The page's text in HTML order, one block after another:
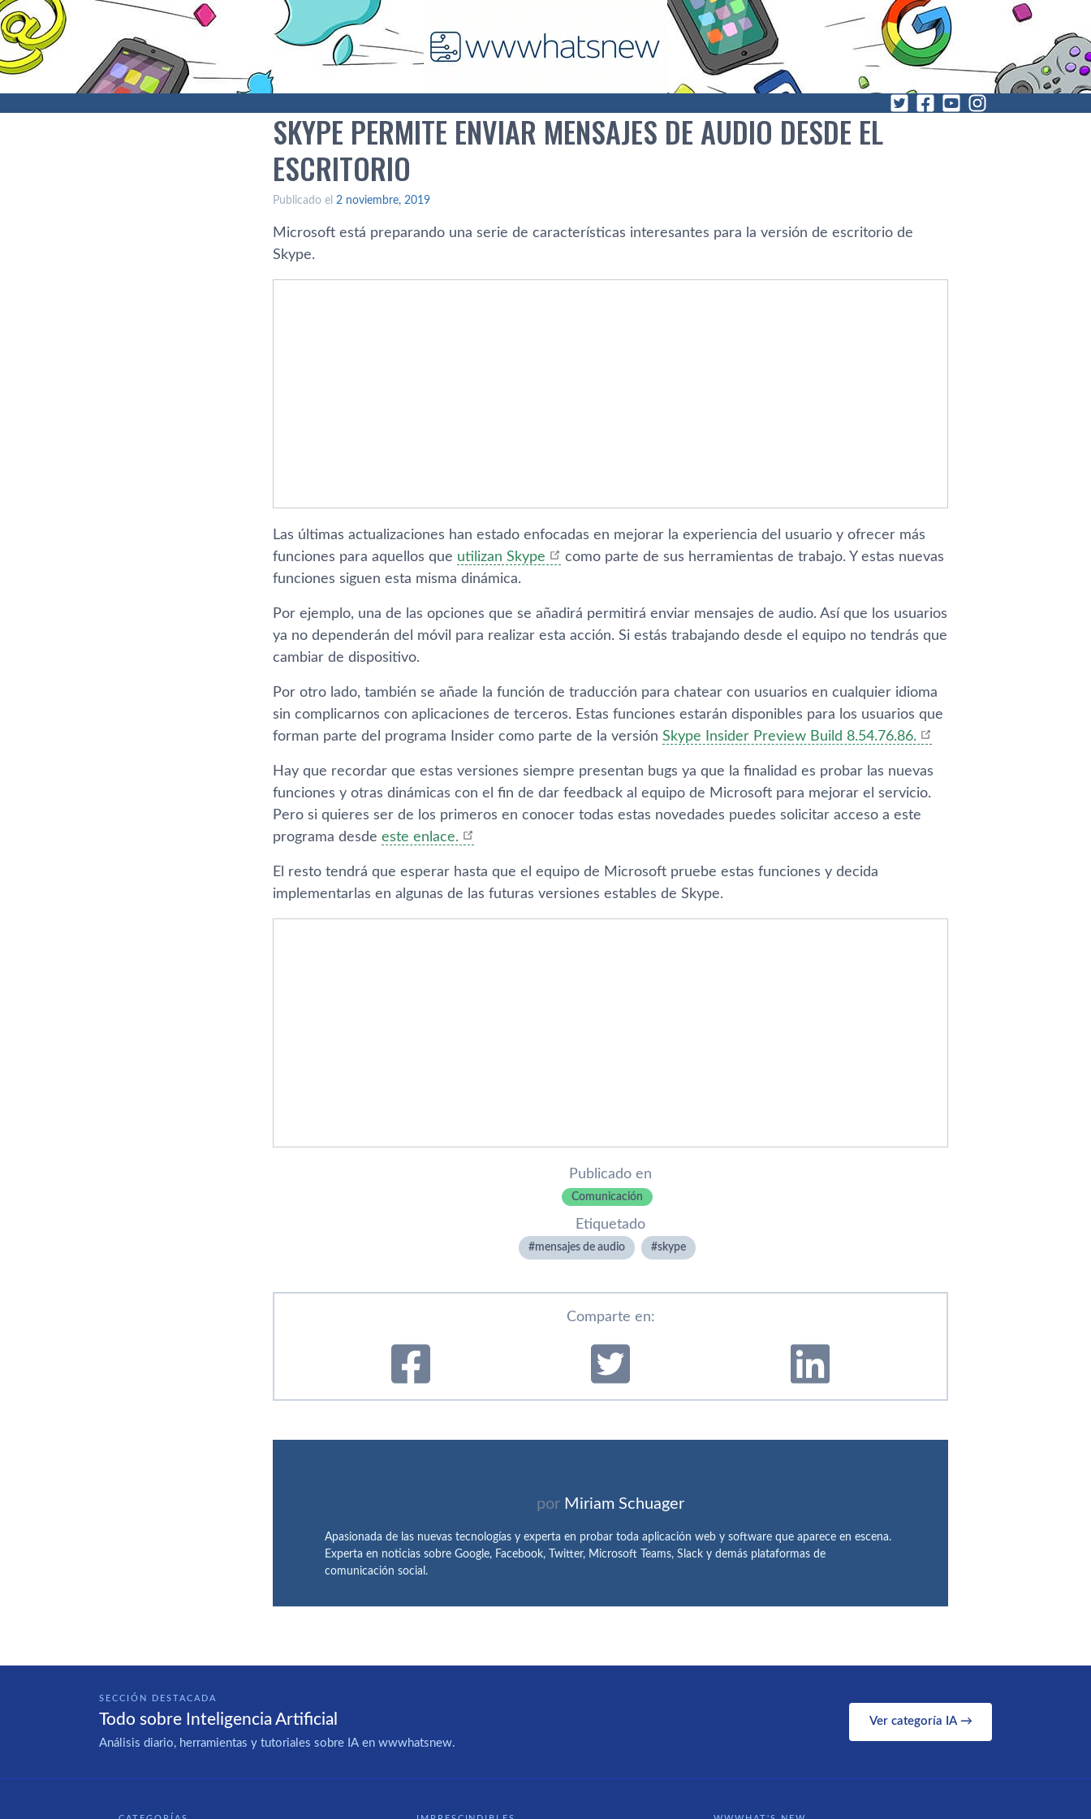
SKYPE PERMITE ENVIAR MENSAJES DE AUDIO DESDE EL
ESCRITORIO
Publicado el 2 noviembre, 2019
Microsoft está preparando una serie de características interesantes para la versión de escritorio de
Skype.
Las últimas actualizaciones han estado enfocadas en mejorar la experiencia del usuario y ofrecer más
funciones para aquellos que utilizan Skype
como parte de sus herramientas de trabajo. Y estas nuevas
funciones siguen esta misma dinámica.
Por ejemplo, una de las opciones que se añadirá permitirá enviar mensajes de audio. Así que los usuarios
ya no dependerán del móvil para realizar esta acción. Si estás trabajando desde el equipo no tendrás que
cambiar de dispositivo.
Por otro lado, también se añade la función de traducción para chatear con usuarios en cualquier idioma
sin complicarnos con aplicaciones de terceros. Estas funciones estarán disponibles para los usuarios que
forman parte del programa Insider como parte de la versión Skype Insider Preview Build 8.54.76.86.
Hay que recordar que estas versiones siempre presentan bugs ya que la finalidad es probar las nuevas
funciones y otras dinámicas con el fin de dar feedback al equipo de Microsoft para mejorar el servicio.
Pero si quieres ser de los primeros en conocer todas estas novedades puedes solicitar acceso a este
programa desde este enlace.
El resto tendrá que esperar hasta que el equipo de Microsoft pruebe estas funciones y decida
implementarlas en algunas de las futuras versiones estables de Skype.
Publicado en
Comunicación
Etiquetado
mensajes de audio skype
Comparte en:
por Miriam Schuager
Apasionada de las nuevas tecnologías y experta en probar toda aplicación web y software que aparece en escena.
Experta en noticias sobre Google, Facebook, Twitter, Microsoft Teams, Slack y demás plataformas de
comunicación social.
SECCIÓN DESTACADA
Todo sobre Inteligencia Artificial
Análisis diario, herramientas y tutoriales sobre IA en wwwhatsnew.
Ver categoría IA →